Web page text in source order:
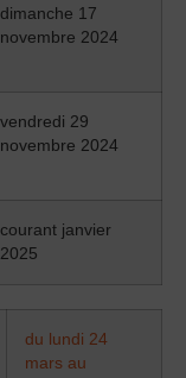
dimanche 17
novembre 2024
vendredi 29
novembre 2024
courant janvier
2025
du lundi 24
mars au